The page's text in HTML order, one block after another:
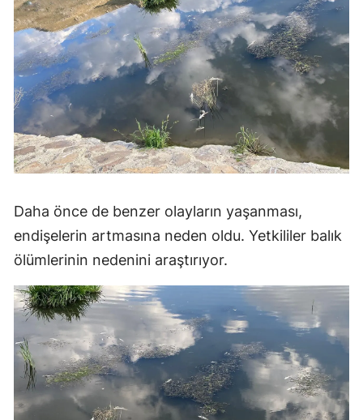
Daha önce de benzer olayların yaşanması,
endişelerin artmasına neden oldu. Yetkililer balık
ölümlerinin nedenini araştırıyor.